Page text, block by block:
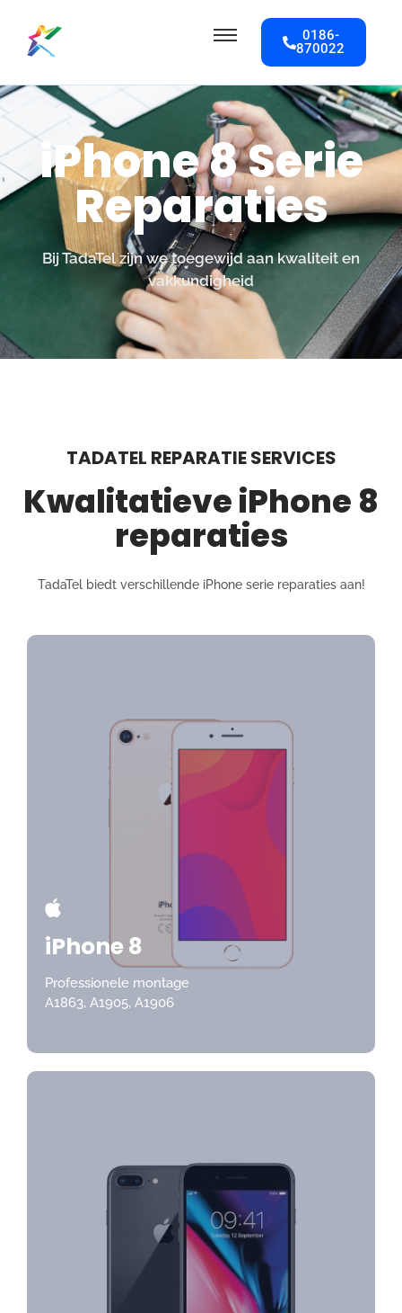
0186-
870022
iPhone 8 Serie
Reparaties
Bij TadaTel zijn we toegewijd aan kwaliteit en
vakkundigheid
TADATEL REPARATIE SERVICES
Kwalitatieve iPhone 8
reparaties
TadaTel biedt verschillende iPhone serie reparaties aan!
iPhone 8
Professionele montage
A1863, A1905, A1906